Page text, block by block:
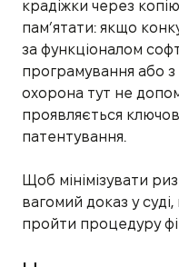
крадіжки через
пам’ятати: якщо
за функціоналом
програмування або
охорона тут не
проявляється
патентування.
Щоб мінімізувати
вагомий доказ у
пройти процедуру